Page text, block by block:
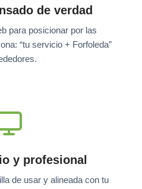
de verdad
para posicionar por las
“tu servicio + Forfoleda”
y profesional
de usar y alineada con tu